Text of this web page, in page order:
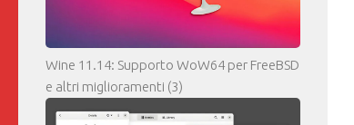
Wine 11.14: Supporto WoW64 per FreeBSD
e altri miglioramenti (3)